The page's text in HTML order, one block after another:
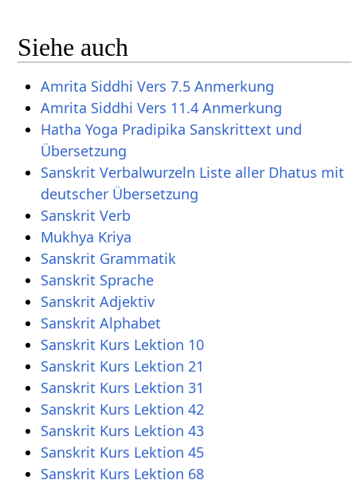
Siehe auch
Amrita Siddhi Vers 7.5 Anmerkung
Amrita Siddhi Vers 11.4 Anmerkung
Hatha Yoga Pradipika Sanskrittext und
Übersetzung
Sanskrit Verbalwurzeln Liste aller Dhatus mit
deutscher Übersetzung
Sanskrit Verb‎
Mukhya Kriya
Sanskrit Grammatik‏‎
Sanskrit Sprache‏‎
Sanskrit Adjektiv‏‎
Sanskrit Kurs Lektion 10
Sanskrit Kurs Lektion 21
Sanskrit Kurs Lektion 31
Sanskrit Kurs Lektion 42
Sanskrit Kurs Lektion 43
Sanskrit Kurs Lektion 45
Sanskrit Kurs Lektion 68